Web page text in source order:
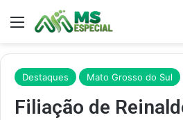
Menu
Destaques Mato Grosso do Sul
Filiação de